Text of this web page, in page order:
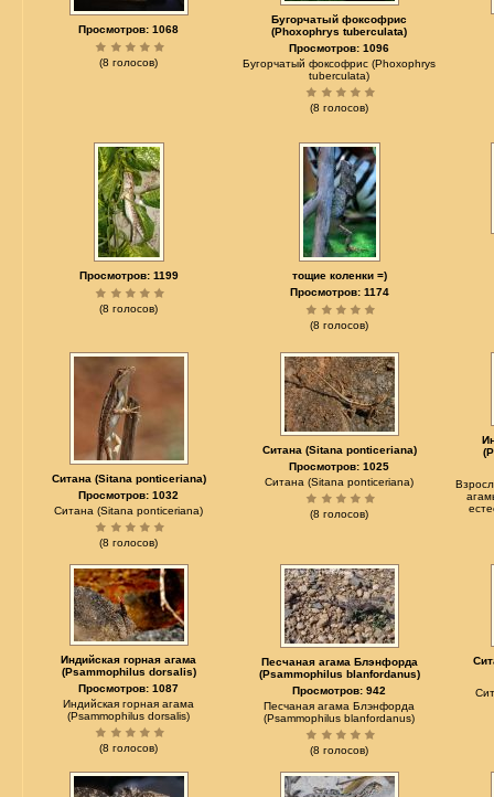
Просмотров: 1068
(8 голосов)
Бугорчатый фоксофрис
(Phoxophrys tuberculata)
Просмотров: 1096
Бугорчатый фоксофрис (Phoxophrys
tuberculata)
(8 голосов)
Просмотров: 1199
(8 голосов)
тощие коленки =)
Просмотров: 1174
(8 голосов)
Ситана (Sitana ponticeriana)
Просмотров: 1032
Ситана (Sitana ponticeriana)
(8 голосов)
Ситана (Sitana ponticeriana)
Просмотров: 1025
Ситана (Sitana ponticeriana)
(8 голосов)
Индийская горная агама
(Psammophilus dorsalis)
Просмотров: 1087
Индийская горная агама
(Psammophilus dorsalis)
(8 голосов)
Песчаная агама Блэнфорда
(Psammophilus blanfordanus)
Просмотров: 942
Песчаная агама Блэнфорда
(Psammophilus blanfordanus)
(8 голосов)